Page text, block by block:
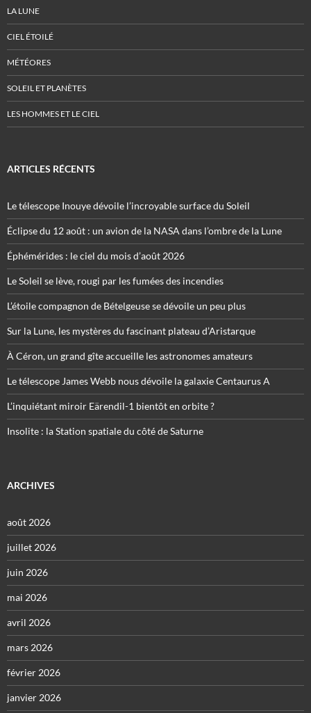
LA LUNE
CIEL ÉTOILÉ
MÉTÉORES
SOLEIL ET PLANÈTES
LES HOMMES ET LE CIEL
ARTICLES RÉCENTS
Le télescope Inouye dévoile l’incroyable surface du Soleil
Éclipse du 12 août : un avion de la NASA dans l’ombre de la Lune
Éphémérides : le ciel du mois d’août 2026
Le Soleil se lève, rougi par les fumées des incendies
L’étoile compagnon de Bételgeuse se dévoile un peu plus
Sur la Lune, les mystères du fascinant plateau d’Aristarque
À Céron, un grand gîte accueille les astronomes amateurs
Le télescope James Webb nous dévoile la galaxie Centaurus A
L’inquiétant miroir Eärendil-1 bientôt en orbite ?
Insolite : la Station spatiale du côté de Saturne
ARCHIVES
août 2026
juillet 2026
juin 2026
mai 2026
avril 2026
mars 2026
février 2026
janvier 2026